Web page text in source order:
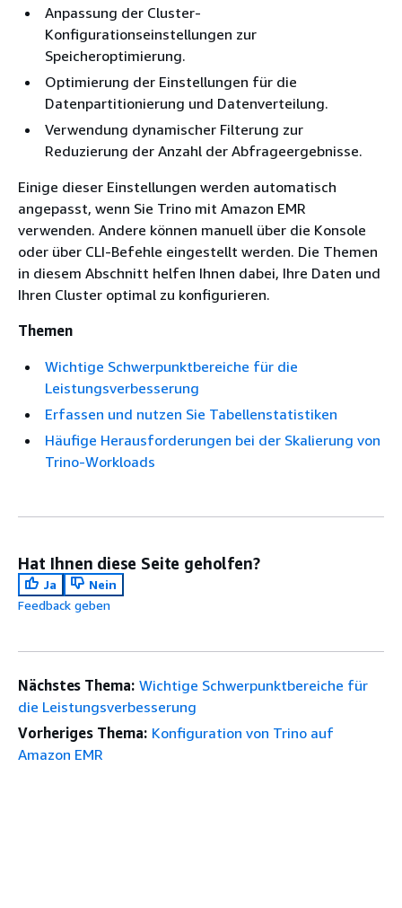
Anpassung der Cluster-
Konfigurationseinstellungen zur
Speicheroptimierung.
Optimierung der Einstellungen für die
Datenpartitionierung und Datenverteilung.
Verwendung dynamischer Filterung zur
Reduzierung der Anzahl der Abfrageergebnisse.
Einige dieser Einstellungen werden automatisch
angepasst, wenn Sie Trino mit Amazon EMR
verwenden. Andere können manuell über die Konsole
oder über CLI-Befehle eingestellt werden. Die Themen
in diesem Abschnitt helfen Ihnen dabei, Ihre Daten und
Ihren Cluster optimal zu konfigurieren.
Themen
Wichtige Schwerpunktbereiche für die
Leistungsverbesserung
Erfassen und nutzen Sie Tabellenstatistiken
Häufige Herausforderungen bei der Skalierung von
Trino-Workloads
Hat Ihnen diese Seite geholfen?
Ja
Nein
Feedback geben
Nächstes Thema: Wichtige Schwerpunktbereiche für
die Leistungsverbesserung
Vorheriges Thema: Konfiguration von Trino auf
Amazon EMR